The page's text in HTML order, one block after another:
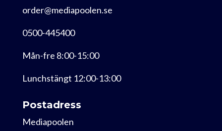
order@mediapoolen.se
0500-445400
Mån-fre 8:00-15:00
Lunchstängt 12:00-13:00
Postadress
Mediapoolen